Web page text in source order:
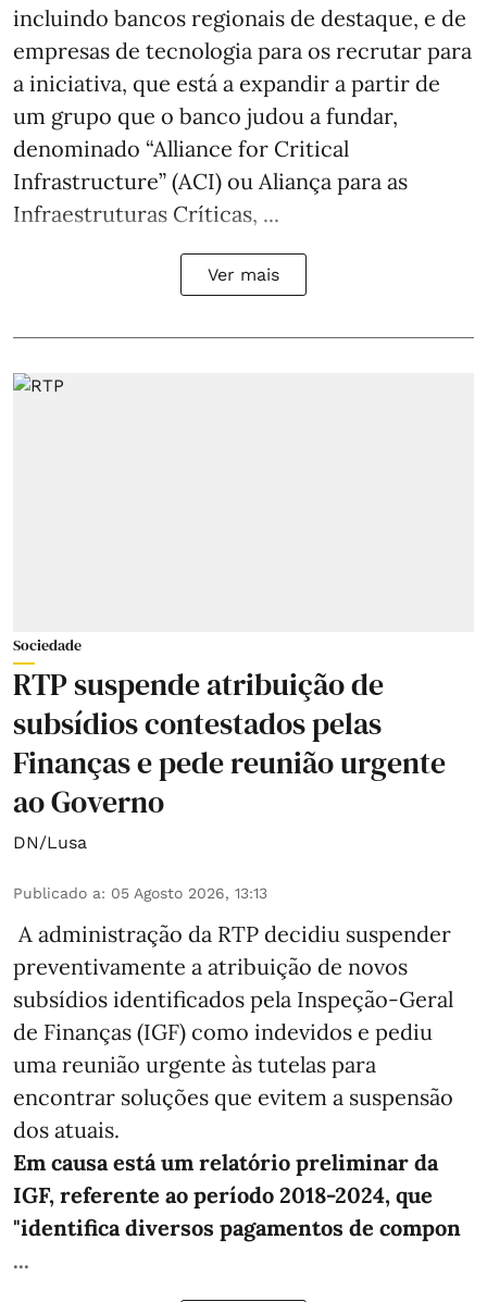
incluindo bancos regionais de destaque, e de
empresas de tecnologia para os recrutar para
a iniciativa, que está a expandir a partir de
um grupo que o banco judou a fundar,
denominado “Alliance for Critical
Infrastructure” (ACI) ou Aliança para as
Infraestruturas Críticas, ...
Ver mais
Sociedade
RTP suspende atribuição de
subsídios contestados pelas
Finanças e pede reunião urgente
ao Governo
DN/Lusa
Publicado a: 05 Agosto 2026, 13:13
A administração da RTP decidiu suspender
preventivamente a atribuição de novos
subsídios identificados pela Inspeção-Geral
de Finanças (IGF) como indevidos e pediu
uma reunião urgente às tutelas para
encontrar soluções que evitem a suspensão
dos atuais.
Em causa está um relatório preliminar da
IGF, referente ao período 2018-2024, que
"identifica diversos pagamentos de compon
...